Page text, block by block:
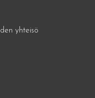
yhteisö